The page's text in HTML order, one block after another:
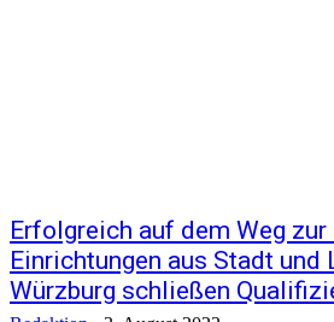
Erfolgreich auf dem Weg
Einrichtungen aus Stadt und
Würzburg schließen